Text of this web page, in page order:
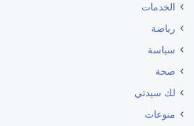
الخدمات
رياضة
سياسة
صحة
لك سيدتي
منوعات